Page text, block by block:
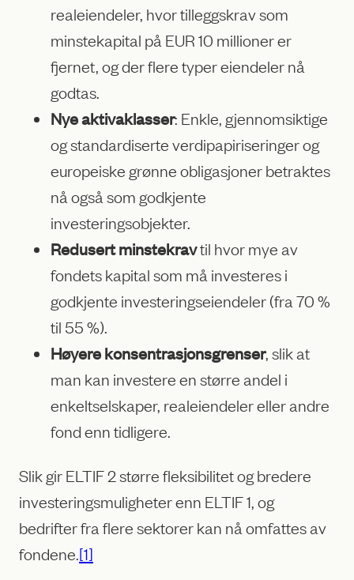
realeiendeler, hvor tilleggskrav som
minstekapital på EUR 10 millioner er
fjernet, og der flere typer eiendeler nå
godtas.
Nye aktivaklasser: Enkle, gjennomsiktige
og standardiserte verdipapiriseringer og
europeiske grønne obligasjoner betraktes
nå også som godkjente
investeringsobjekter.
Redusert minstekravtil hvor mye av
fondets kapital som må investeres i
godkjente investeringseiendeler (fra 70 %
til 55 %).
Høyere konsentrasjonsgrenser, slik at
man kan investere en større andel i
enkeltselskaper, realeiendeler eller andre
fond enn tidligere.
Slik gir ELTIF 2 større fleksibilitet og bredere
investeringsmuligheter enn ELTIF 1, og
bedrifter fra flere sektorer kan nå omfattes av
fondene. [1]